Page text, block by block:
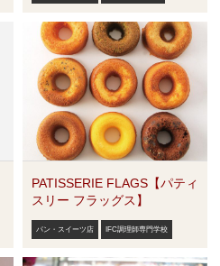
PATISSERIE FLAGS【パティ
スリー フラッグス】
パン・スイーツ店 IFC調理師専門学校